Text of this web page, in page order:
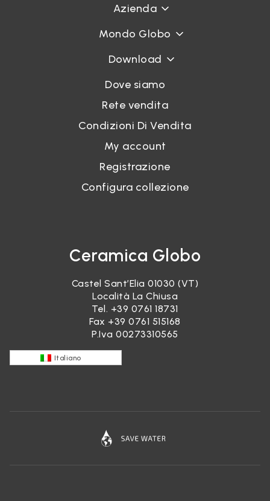
Azienda
Mondo Globo
Download
Dove siamo
Rete vendita
Condizioni Di Vendita
My account
Registrazione
Configura collezione
Ceramica Globo
Castel Sant’Elia 01030 (VT)
Località La Chiusa
Tel. +39 0761 18731
Fax +39 0761 515168
P.Iva 00273310565
Italiano